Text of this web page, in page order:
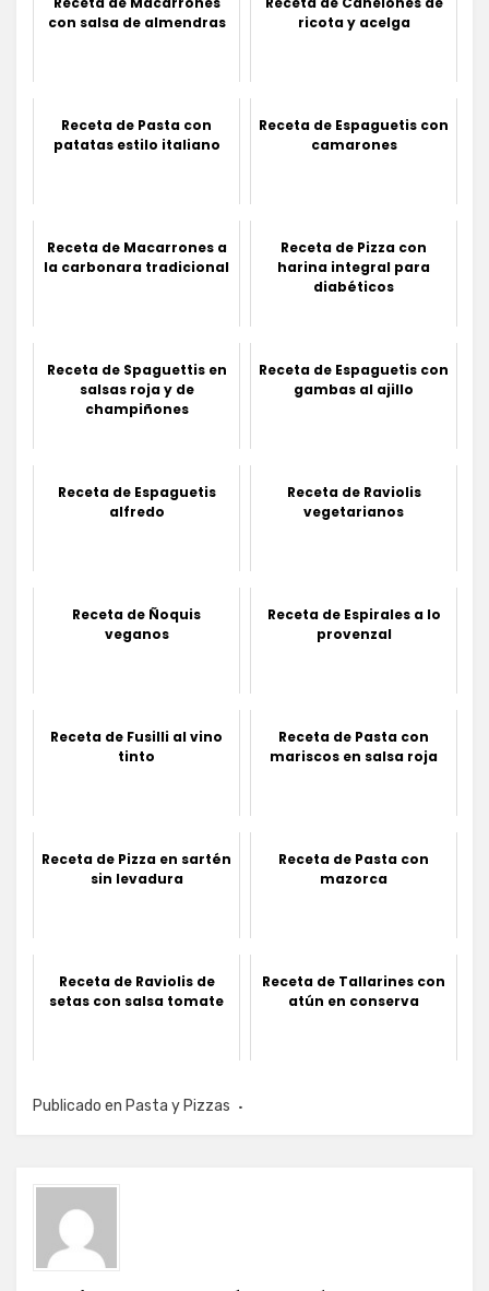
con salsa de almendras
ricota y acelga
Receta de Pasta con
patatas estilo italiano
Receta de Espaguetis con
camarones
Receta de Macarrones a
la carbonara tradicional
Receta de Pizza con
harina integral para
diabéticos
Receta de Spaguettis en
salsas roja y de
champiñones
Receta de Espaguetis con
gambas al ajillo
Receta de Espaguetis
alfredo
Receta de Raviolis
vegetarianos
Receta de Ñoquis
veganos
Receta de Espirales a lo
provenzal
Receta de Fusilli al vino
tinto
Receta de Pasta con
mariscos en salsa roja
Receta de Pizza en sartén
sin levadura
Receta de Pasta con
mazorca
Receta de Raviolis de
setas con salsa tomate
Receta de Tallarines con
atún en conserva
Publicado en Pasta y Pizzas